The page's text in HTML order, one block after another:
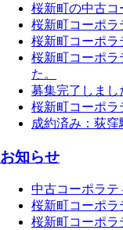
桜新町の中古コ
桜新町コーポ
桜新町コーポ
桜新町コーポラ
た。
募集完了しまし
桜新町コーポラ
成約済み：荻
お知らせ
中古コーポラテ
桜新町コーポ
桜新町コーポ